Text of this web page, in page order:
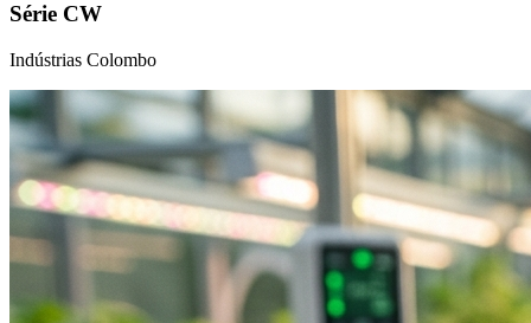
Série CW
Indústrias Colombo